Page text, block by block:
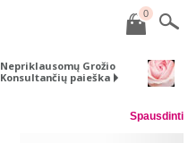
0
Nepriklausomų Grožio
Konsultančių paieška
Spausdinti